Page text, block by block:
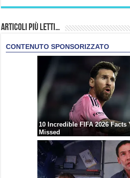
Articoli più Letti…